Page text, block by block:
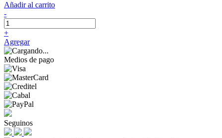
Añadir al carrito
-
+
Agregar
Medios de pago
Seguinos